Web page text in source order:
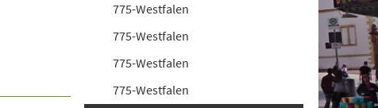
775-Westfalen
775-Westfalen
775-Westfalen
775-Westfalen